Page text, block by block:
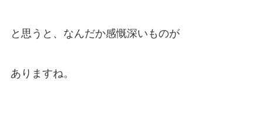
と思うと、なんだか感慨深いものが
ありますね。